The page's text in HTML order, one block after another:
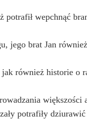
potrafił wepchnąć
jego brat Jan
również historie o
większości
potrafiły